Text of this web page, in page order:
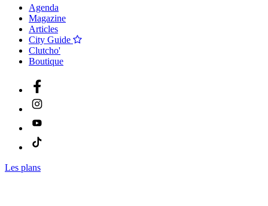
Agenda
Magazine
Articles
City Guide
Clutcho'
Boutique
Les plans